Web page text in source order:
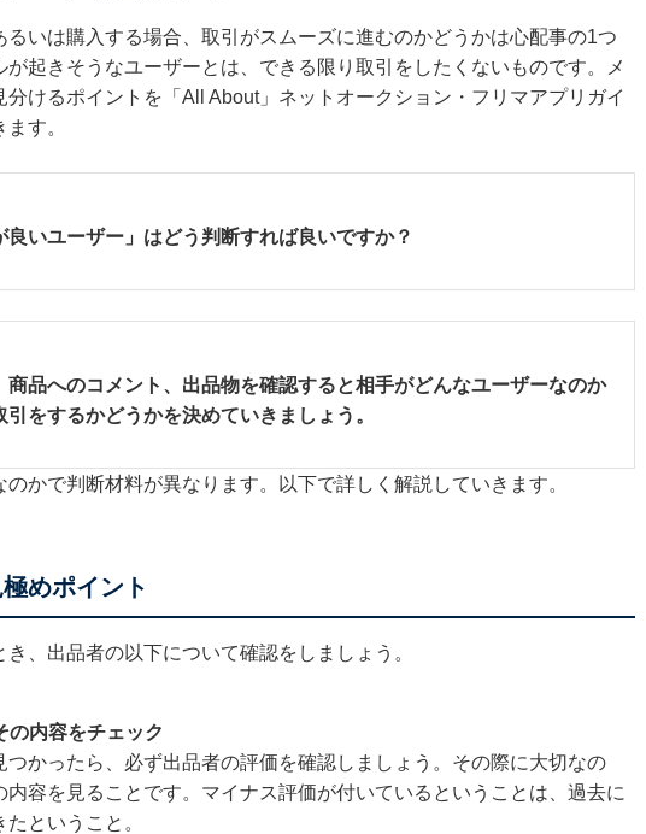
るいは購入する場合、取引がスムーズに進むのかどうかは心配事の1つ
起きそうなユーザーとは、できる限り取引をしたくないものです。メ
けるポイントを「All About」ネットオークション・フリマアプリガイ
す。
良いユーザー」はどう判断すれば良いですか？
品へのコメント、出品物を確認すると相手がどんなユーザーなのか
をするかどうかを決めていきましょう。
かで判断材料が異なります。以下で詳しく解説していきます。
めポイント
、出品者の以下について確認をしましょう。
の内容をチェック
つかったら、必ず出品者の評価を確認しましょう。その際に大切なの
容を見ることです。マイナス評価が付いているということは、過去に
ということ。